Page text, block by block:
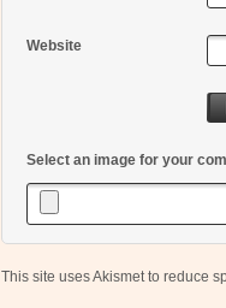
Website
Select an image for your
This site uses Akismet to reduce